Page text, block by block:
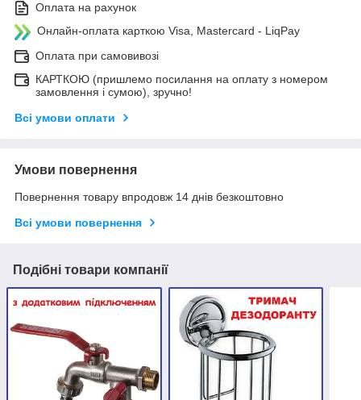
Оплата на рахунок
Онлайн-оплата карткою Visa, Mastercard - LiqPay
Оплата при самовивозі
КАРТКОЮ (пришлемо посилання на оплату з номером
замовлення і сумою), зручно!
Всі умови оплати
Умови повернення
Повернення товару впродовж 14 днів безкоштовно
Всі умови повернення
Подібні товари компанії